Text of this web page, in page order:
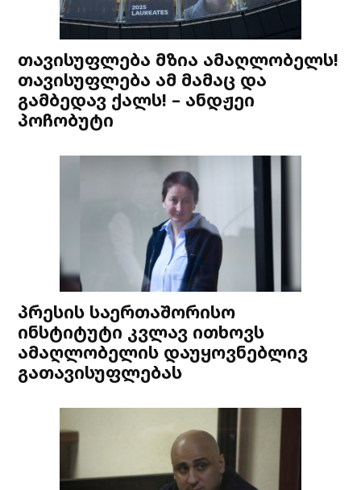
თავისუფლება მზია ამაღლობელს!
თავისუფლება ამ მამაც და
გამბედავ ქალს! – ანდჟეი
პოჩობუტი
პრესის საერთაშორისო
ინსტიტუტი კვლავ ითხოვს
ამაღლობელის დაუყოვნებლივ
გათავისუფლებას